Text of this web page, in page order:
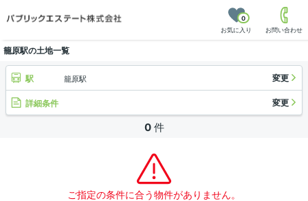
お気に入り
0
お問い合わせ
籠原駅の土地一覧
駅 籠原駅 変更
詳細条件 変更
0 件
ご指定の条件に合う物件がありません。